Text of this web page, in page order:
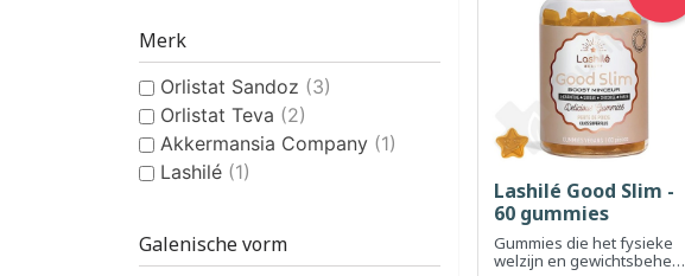
Merk
Orlistat Sandoz (3)
Orlistat Teva (2)
Akkermansia Company (1)
Lashilé (1)
Galenische vorm
Snel bekijken
Lashilé Good Slim -
60 gummies
Gummies die het fysieke
welzijn en gewichtsbeheer